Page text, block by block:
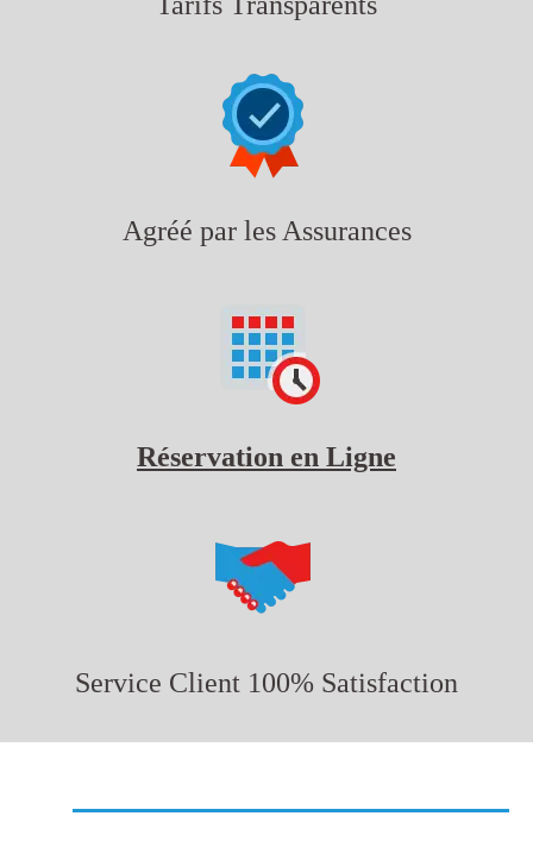
Agréé par les Assurances
Réservation en Ligne
Service Client 100% Satisfaction